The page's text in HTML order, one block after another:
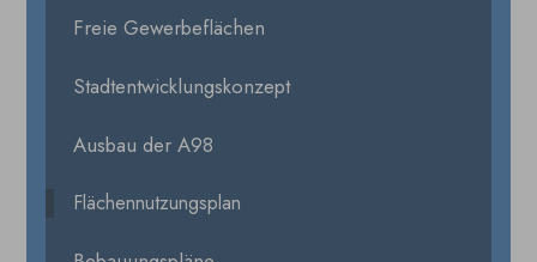
Freie Gewerbeflächen
Stadtentwicklungskonzept
Ausbau der A98
Flächennutzungsplan